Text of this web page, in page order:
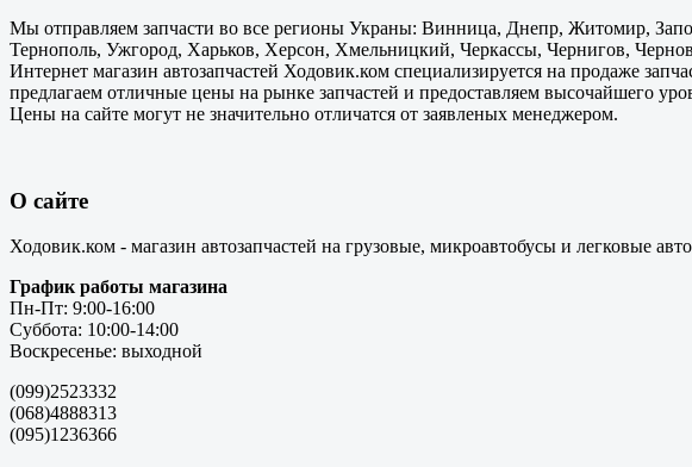
Мы отправляем запчасти во все регионы Украны: Винница, Днепр, Житомир,
Тернополь, Ужгород, Харьков, Херсон, Хмельницкий, Черкассы, Чернигов,
Интернет магазин автозапчастей Ходовик.ком специализируется на продаже
предлагаем отличные цены на рынке запчастей и предоставляем высочайшего
Цены на сайте могут не значительно отличатся от заявленых менеджером.
О сайте
Ходовик.ком - магазин автозапчастей на грузовые, микроавтобусы и легковые
График работы магазина
Пн-Пт: 9:00-16:00
Суббота: 10:00-14:00
Воскресенье: выходной
(099)2523332
(068)4888313
(095)1236366